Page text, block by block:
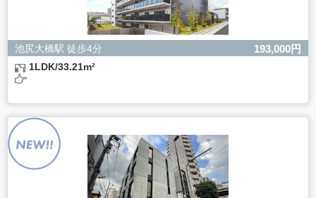
住所 東京都目黒区鷹番2-5-21
電話 03-3794-1115
お問合せメールアドレス privacy@balleggs.co.jp
受付時間：平日10：30～17：00 ※弊社公休日を除く
よるものです。
ただし、必要な項目をいただけない場合、適切な対応がで
きない場合があります。
池尻大橋駅 徒歩4分 193,000円
1LDK/33.21m²